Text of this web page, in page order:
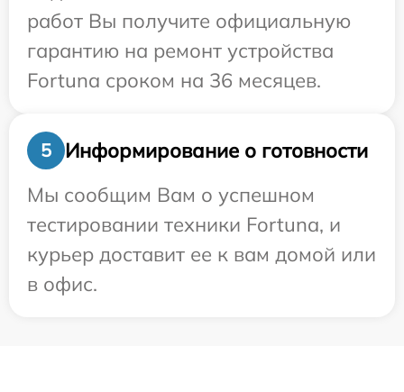
работ Вы получите официальную
гарантию на ремонт устройства
Fortuna сроком на 36 месяцев.
5
Информирование о готовности
Мы сообщим Вам о успешном
тестировании техники Fortuna, и
курьер доставит ее к вам домой или
в офис.